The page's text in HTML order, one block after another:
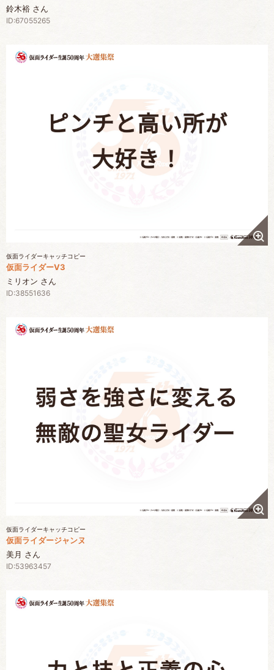
鈴木裕 さん
ID:67055265
仮面ライダーキャッチコピー
仮面ライダーV3
ミリオン さん
ID:38551636
仮面ライダーキャッチコピー
仮面ライダージャンヌ
美月 さん
ID:53963457